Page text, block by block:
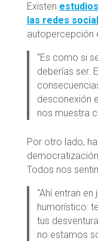
Existen
las redes
autopercepción
“Es como si
deberías ser.
desconexión
nos muestra
Por otro lado,
Todos nos
“Ahí entran
humorístico:
tus
no estamos